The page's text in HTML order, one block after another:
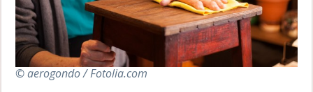
© aerogondo / Fotolia.com